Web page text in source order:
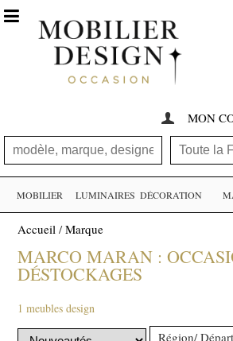
 MON

MOBILIER LUMINAIRES DÉCORATION
Accueil /Marque
MARCO MARAN :
DÉSTOCKAGES
1 meubles design